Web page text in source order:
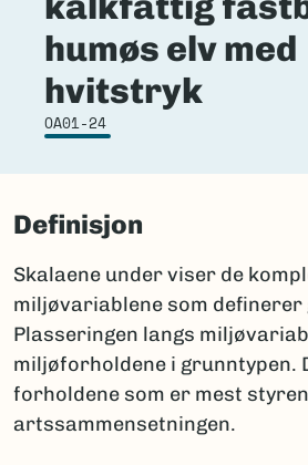
humøs elv med
hvitstryk
OA01-24
Definisjon
Skalaene under viser de
miljøvariablene som definerer
Plasseringen langs
miljøforholdene i grunntypen.
forholdene som er mest
artssammensetningen.